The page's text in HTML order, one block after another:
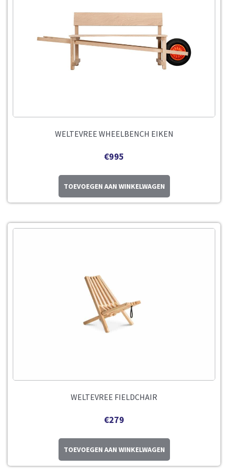
WELTEVREE WHEELBENCH EIKEN
€995
TOEVOEGEN AAN WINKELWAGEN
WELTEVREE FIELDCHAIR
€279
TOEVOEGEN AAN WINKELWAGEN